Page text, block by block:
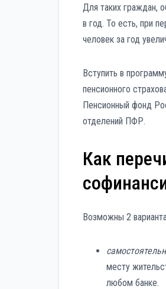
Для таких граждан,
в год. То есть, при
человек за год
Вступить в
пенсионного
Пенсионный фонд
отделений ПФР.
Как
Возможны 2
месту
любом банке.